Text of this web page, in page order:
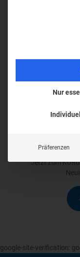
Jetzt zum
google-site-verification:
Nur
Präferenzen